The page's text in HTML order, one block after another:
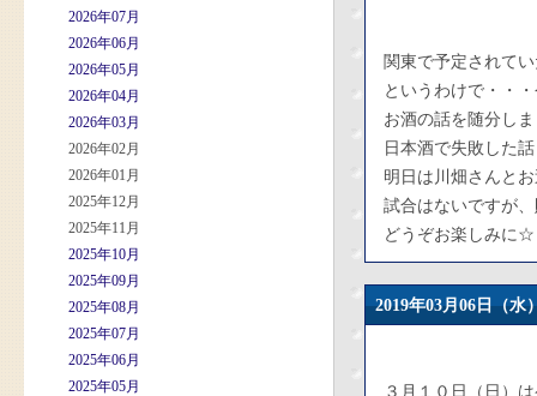
2026年07月
2026年06月
2026年05月
2026年04月
2026年03月
2026年02月
2026年01月
2025年12月
2025年11月
2025年10月
2025年09月
2025年08月
2025年07月
2025年06月
2025年05月
関東で予定されて
というわけで・・
お酒の話を随分し
日本酒で失敗した
明日は川畑さんと
試合はないですが
どうぞお楽しみに☆
2019年03月06日
３月１０日（日）